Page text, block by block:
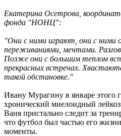
Екатерина Осетрова,
фонда "НОНЦ":
"Они с ними играют, они с ними
переживаниями, мечтами.
Позже они с большим теплом
прекрасных встречах.
такой обстановке."
Ивану Мурагину в январе этого
хронический миелоидный
Ваня пристально следит за
что футбол был частью его
моменты.